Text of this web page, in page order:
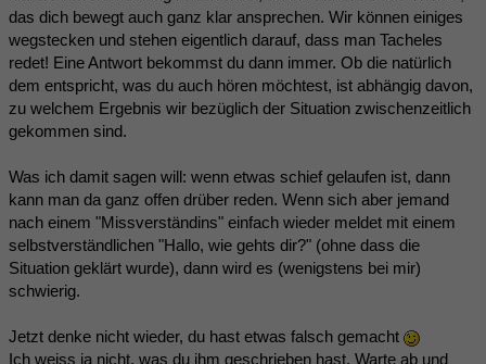
das dich bewegt auch ganz klar ansprechen. Wir können einiges
wegstecken und stehen eigentlich darauf, dass man Tacheles
redet! Eine Antwort bekommst du dann immer. Ob die natürlich
dem entspricht, was du auch hören möchtest, ist abhängig davon,
zu welchem Ergebnis wir bezüglich der Situation zwischenzeitlich
gekommen sind.
Was ich damit sagen will: wenn etwas schief gelaufen ist, dann
kann man da ganz offen drüber reden. Wenn sich aber jemand
nach einem "Missverständins" einfach wieder meldet mit einem
selbstverständlichen "Hallo, wie gehts dir?" (ohne dass die
Situation geklärt wurde), dann wird es (wenigstens bei mir)
schwierig.
Jetzt denke nicht wieder, du hast etwas falsch gemacht
Ich weiss ja nicht, was du ihm geschrieben hast. Warte ab und